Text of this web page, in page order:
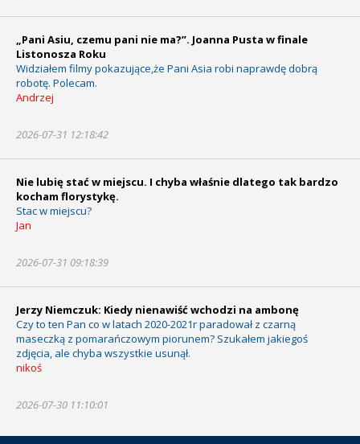
„Pani Asiu, czemu pani nie ma?”. Joanna Pusta w finale
Listonosza Roku
Widziałem filmy pokazujące,że Pani Asia robi naprawdę dobrą
robotę. Polecam.
Andrzej
2026-07-31 12:18:42
Nie lubię stać w miejscu. I chyba właśnie dlatego tak bardzo
kocham florystykę.
Stac w miejscu?
Jan
2026-07-31 09:18:39
Jerzy Niemczuk: Kiedy nienawiść wchodzi na ambonę
Czy to ten Pan co w latach 2020-2021r paradował z czarną
maseczką z pomarańczowym piorunem? Szukałem jakiegoś
zdjęcia, ale chyba wszystkie usunął.
nikoś
2026-07-30 11:10:01